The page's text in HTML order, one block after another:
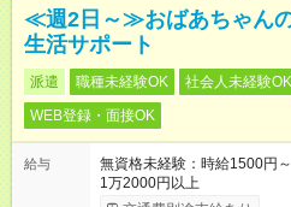
≪週2日～≫おばあちゃん
生活サポート
派遣 職種未経験OK 社会人未経験OK
WEB登録・面接OK
給与
無資格未経験：時給1500
1万2000円以上